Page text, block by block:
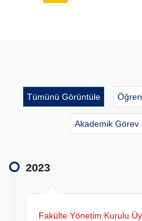
Tümünü Görüntüle
Akademik Görev
2023
Fakülte Yönetim Kurulu